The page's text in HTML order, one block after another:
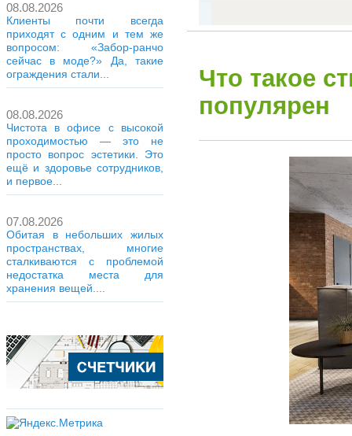
08.08.2026
Клиенты почти всегда
приходят с одним и тем же
вопросом: «Забор-ранчо
сейчас в моде?» Да, такие
ограждения стали...
08.08.2026
Чистота в офисе с высокой
проходимостью — это не
просто вопрос эстетики. Это
ещё и здоровье сотрудников,
и первое...
07.08.2026
Обитая в небольших жилых
пространствах, многие
сталкиваются с проблемой
недостатка места для
хранения вещей....
Что такое
популярен